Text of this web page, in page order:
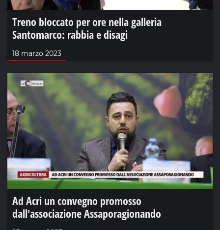
Treno bloccato per ore nella galleria
Santomarco: rabbia e disagi
18 marzo 2023
Ad Acri un convegno promosso
dall'associazione Assaporagionando